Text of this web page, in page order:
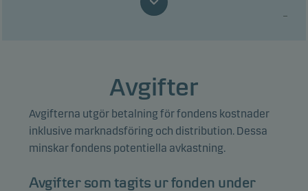
Danske Invest SICAV Euro
High Yield Bond Class WI-sek
h
4,82% Fonder
Danske Invest SICAV Sverige
Avgifter
Avgifterna utgör betalning för fondens kostnader
inklusive marknadsföring och distribution. Dessa
minskar fondens potentiella avkastning.
Avgifter som tagits ur fonden under